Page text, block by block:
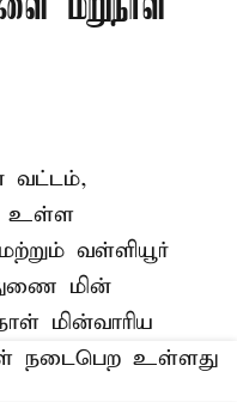
மறுநாள்
வட்டம்,
உள்ள
வள்ளியூர்
மின்
மின்வாரிய
நடைபெற உள்ளது